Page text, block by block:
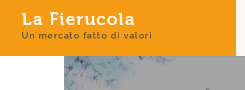
La Fierucola
Un mercato fatto di valori